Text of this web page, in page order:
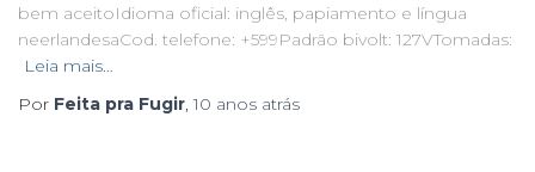
bem aceitoIdioma oficial: inglês, papiamento e língua
neerlandesaCod. telefone: +599Padrão bivolt: 127VTomadas:
Leia mais…
Por Feita pra Fugir,10 anos atrás